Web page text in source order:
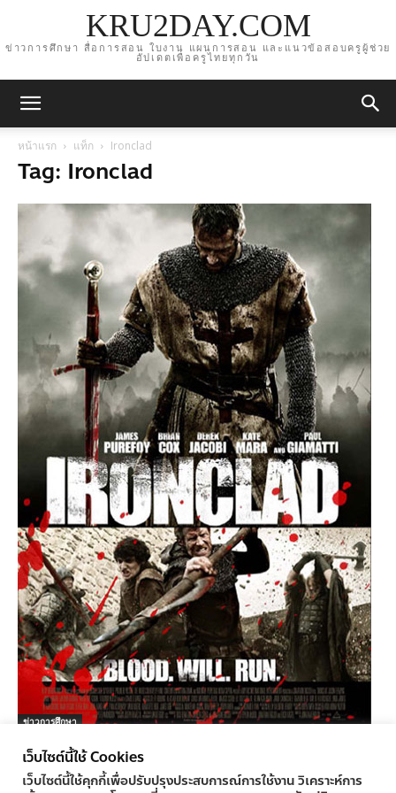
KRU2DAY.COM
ข่าวการศึกษา สื่อการสอน ใบงาน แผนการสอน และแนวข้อสอบครูผู้ช่วย
อัปเดตเพื่อครูไทยทุกวัน
หน้าแรก แท็ก Ironclad
Tag: Ironclad
ข่าวการศึกษา
Ironclad
ครูทูเดย์ ข่าวการศึกษา - 28/03/2011
เว็บไซต์นี้ใช้ Cookies
เว็บไซต์นี้ใช้คุกกี้เพื่อปรับปรุงประสบการณ์การใช้งาน วิเคราะห์การ